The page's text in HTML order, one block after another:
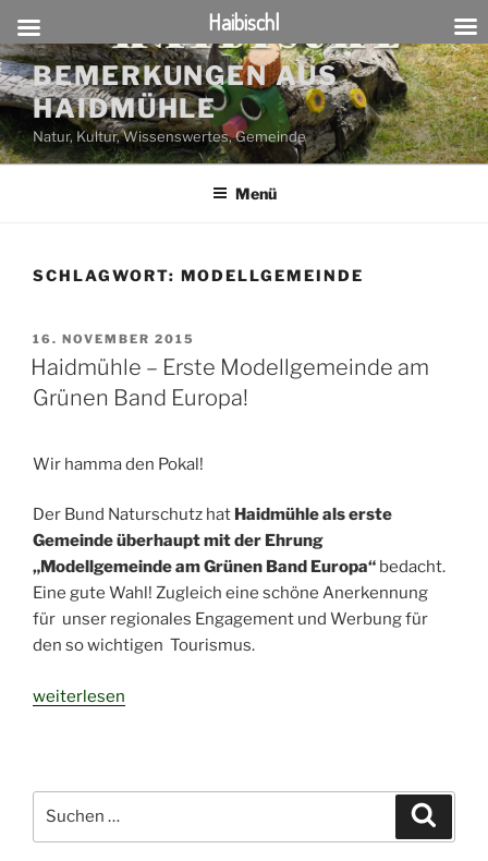
Zum
Inhalt
springen
BEMERKUNGEN AUS
HAIDMÜHLE
Natur, Kultur, Wissenswertes, Gemeinde
Menü
SCHLAGWORT: MODELLGEMEINDE
VERÖFFENTLICHT
AM
16. NOVEMBER 2015
Haidmühle – Erste Modellgemeinde am
Grünen Band Europa!
Wir hamma den Pokal!
Der Bund Naturschutz hat Haidmühleals erste
Gemeinde überhaupt mit der Ehrung
„Modellgemeinde am Grünen Band Europa“ bedacht.
Eine gute Wahl! Zugleich eine schöne Anerkennung
für unser regionales Engagement und Werbung für
den so wichtigen Tourismus.
„Haidmühle
am
Grünen
weiterlesen
nach:
Haibischl